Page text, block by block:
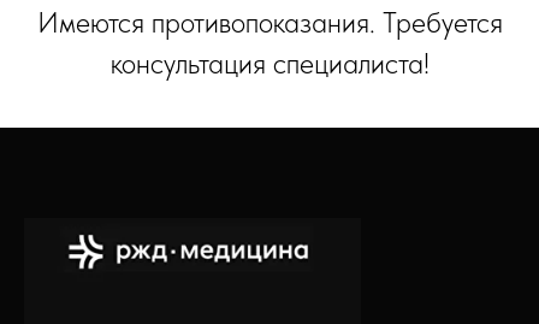
Имеются противопоказания. Требуется
консультация специалиста!